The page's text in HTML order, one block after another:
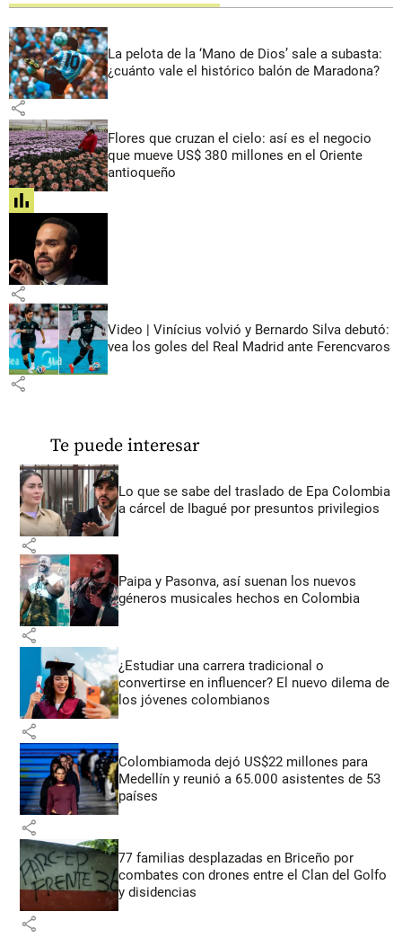
La pelota de la ‘Mano de Dios’ sale a subasta:
¿cuánto vale el histórico balón de Maradona?
share
Flores que cruzan el cielo: así es el negocio
que mueve US$ 380 millones en el Oriente
antioqueño
share
share
Video | Vinícius volvió y Bernardo Silva debutó:
vea los goles del Real Madrid ante Ferencvaros
share
Te puede interesar
Lo que se sabe del traslado de Epa Colombia
a cárcel de Ibagué por presuntos privilegios
share
Paipa y Pasonva, así suenan los nuevos
géneros musicales hechos en Colombia
share
¿Estudiar una carrera tradicional o
convertirse en influencer? El nuevo dilema de
los jóvenes colombianos
share
Colombiamoda dejó US$22 millones para
Medellín y reunió a 65.000 asistentes de 53
países
share
77 familias desplazadas en Briceño por
combates con drones entre el Clan del Golfo
y disidencias
share